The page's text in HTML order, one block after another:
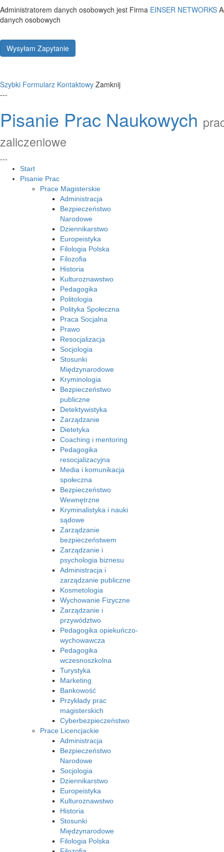
Administratorem danych osobowych jest Firma EINSER NETWORKS
danych osobowych
Wysyłam Zapytanie
Szybki Formularz Kontaktowy Zamknij
---
Pisanie Prac Naukowych
zaliczeniowe
---
Start
Pisanie Prac
Prace Magisterskie
Administracja
Bezpieczeństwo
Narodowe
Dziennikarstwo
Europeistyka
Filologia Polska
Filozofia
Historia
Kulturoznawstwo
Pedagogika
Politologia
Polityka Społeczna
Praca Socjalna
Prawo
Resocjalizacja
Socjologia
Stosunki
Międzynarodowe
Kryminologia
Bezpieczeństwo
publiczne
Detektywistyka
Zarządzanie
Dietetyka
Coaching i mentoring
Pedagogika
resocjalizacyjna
Media i komunikacja
społeczna
Bezpieczeństwo
Wewnętrzne
Kryminalistyka i nauki
sądowe
Zarządzanie
bezpieczeństwem
Zarządzanie i
psychologia biznesu
Administracja i
zarządzanie publiczne
Kosmetologia
Wychowanie Fizyczne
Zarządzanie i
przywództwo
Pedagogika opiekuńczo-
wychowawcza
Pedagogika
wczesnoszkolna
Turystyka
Marketing
Bankowość
Przykłady prac
magisterskich
Cyberbezpieczeństwo
Prace Licencjackie
Administracja
Bezpieczeństwo
Narodowe
Socjologia
Dziennikarstwo
Europeistyka
Kulturoznawstwo
Historia
Stosunki
Międzynarodowe
Filologia Polska